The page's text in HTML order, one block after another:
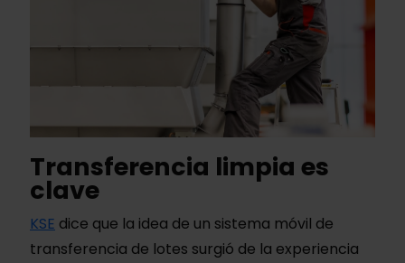
Transferencia limpia es
clave
KSE dice que la idea de un sistema móvil de
transferencia de lotes surgió de la experiencia